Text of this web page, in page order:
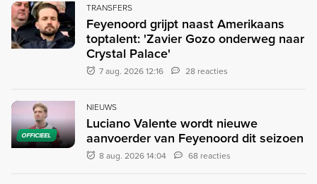
TRANSFERS
Feyenoord grijpt naast Amerikaans
toptalent: 'Zavier Gozo onderweg naar
Crystal Palace'
7 aug. 2026 12:16 28 reacties
OFFICIEEL
NIEUWS
Luciano Valente wordt nieuwe
aanvoerder van Feyenoord dit seizoen
8 aug. 2026 14:04 68 reacties